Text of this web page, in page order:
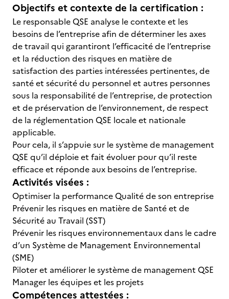
Objectifs et contexte de la certification :
Le responsable QSE analyse le contexte et les
besoins de l’entreprise afin de déterminer les axes
de travail qui garantiront l’efficacité de l’entreprise
et la réduction des risques en matière de
satisfaction des parties intéressées pertinentes, de
santé et sécurité du personnel et autres personnes
sous la responsabilité de l’entreprise, de protection
et de préservation de l’environnement, de respect
de la réglementation QSE locale et nationale
applicable.
Pour cela, il s’appuie sur le système de management
QSE qu’il déploie et fait évoluer pour qu’il reste
efficace et réponde aux besoins de l’entreprise.
Activités visées :
Optimiser la performance Qualité de son entreprise
Prévenir les risques en matière de Santé et de
Sécurité au Travail (SST)
Prévenir les risques environnementaux dans le cadre
d’un Système de Management Environnemental
(SME)
Piloter et améliorer le système de management QSE
Manager les équipes et les projets
Compétences attestées :